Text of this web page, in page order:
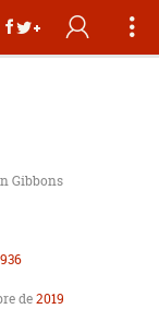
Gibbons
de2019